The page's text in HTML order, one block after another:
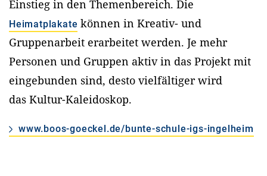
Einstieg in den Themenbereich. Die
Heimatplakate können in Kreativ- und
Gruppenarbeit erarbeitet werden. Je mehr
Personen und Gruppen aktiv in das Projekt mit
eingebunden sind, desto vielfältiger wird
das Kultur-Kaleidoskop.
www.boos-goeckel.de/bunte-schule-igs-ingelheim